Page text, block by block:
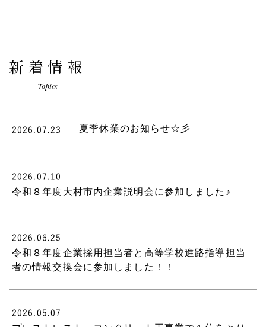
新着情報
Topics
2026.07.23 夏季休業のお知らせ☆彡
2026.07.10
令和８年度大村市内企業説明会に参加しました♪
2026.06.25
令和８年度企業採用担当者と高等学校進路指導担当
者の情報交換会に参加しました！！
2026.05.07